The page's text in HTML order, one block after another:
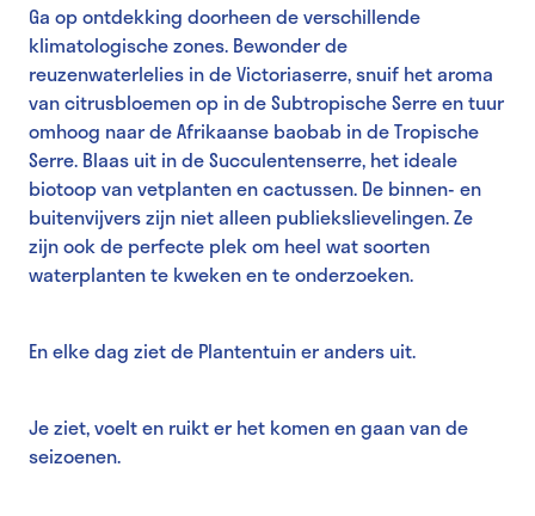
Ga op ontdekking doorheen de verschillende
klimatologische zones. Bewonder de
reuzenwaterlelies in de Victoriaserre, snuif het aroma
van citrusbloemen op in de Subtropische Serre en tuur
omhoog naar de Afrikaanse baobab in de Tropische
Serre. Blaas uit in de Succulentenserre, het ideale
biotoop van vetplanten en cactussen. De binnen- en
buitenvijvers zijn niet alleen publiekslievelingen. Ze
zijn ook de perfecte plek om heel wat soorten
waterplanten te kweken en te onderzoeken.
En elke dag ziet de Plantentuin er anders uit.
Je ziet, voelt en ruikt er het komen en gaan van de
seizoenen.